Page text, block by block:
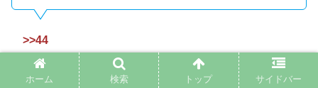
>>44
その割プライドは高い
ホーム 検索 トップ サイドバー